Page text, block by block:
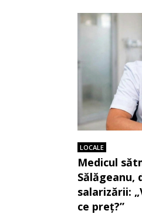
LOCALE
Medicul
Sălăgeanu,
salarizării:
ce preț?”